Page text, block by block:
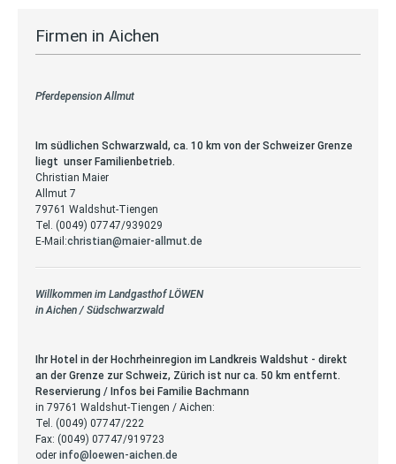
Firmen in Aichen
Pferdepension Allmut
Im südlichen Schwarzwald, ca. 10 km von der Schweizer Grenze
liegt unser Familienbetrieb.
Christian Maier
Allmut 7
79761 Waldshut-Tiengen
Tel. (0049) 07747/939029
E-Mail:christian@maier-allmut.de
Willkommen im Landgasthof LÖWEN
in Aichen / Südschwarzwald
Ihr Hotel in der Hochrheinregion im Landkreis Waldshut - direkt
an der Grenze zur Schweiz, Zürich ist nur ca. 50 km entfernt.
Reservierung / Infos bei Familie Bachmann
in 79761 Waldshut-Tiengen / Aichen:
Tel. (0049) 07747/222
Fax: (0049) 07747/919723
oder info@loewen-aichen.de